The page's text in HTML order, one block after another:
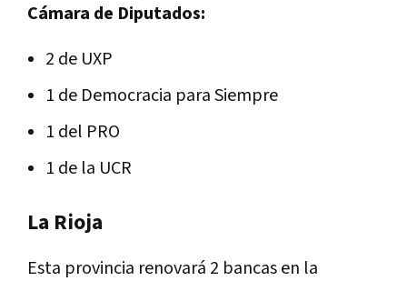
Cámara de Diputados:
2 de UXP
1 de Democracia para Siempre
1 del PRO
1 de la UCR
La Rioja
Esta provincia renovará 2 bancas en la